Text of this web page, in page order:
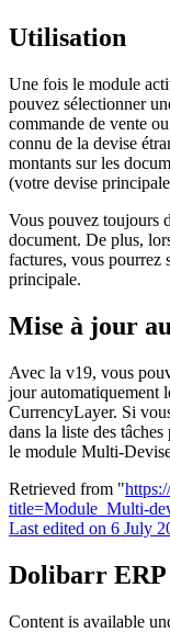
Utilisation
Une fois le module
pouvez sélectionner
commande de vente
connu de la devise
montants sur les
(votre devise
Vous pouvez toujours
document. De plus,
factures, vous pourrez
principale.
Mise à jour
Avec la v19, vous
jour automatiquement
CurrencyLayer. Si
dans la liste des
le module Multi-
Retrieved from "
title=Module_Multi-
Last edited on 6 July
Dolibarr
Content is available